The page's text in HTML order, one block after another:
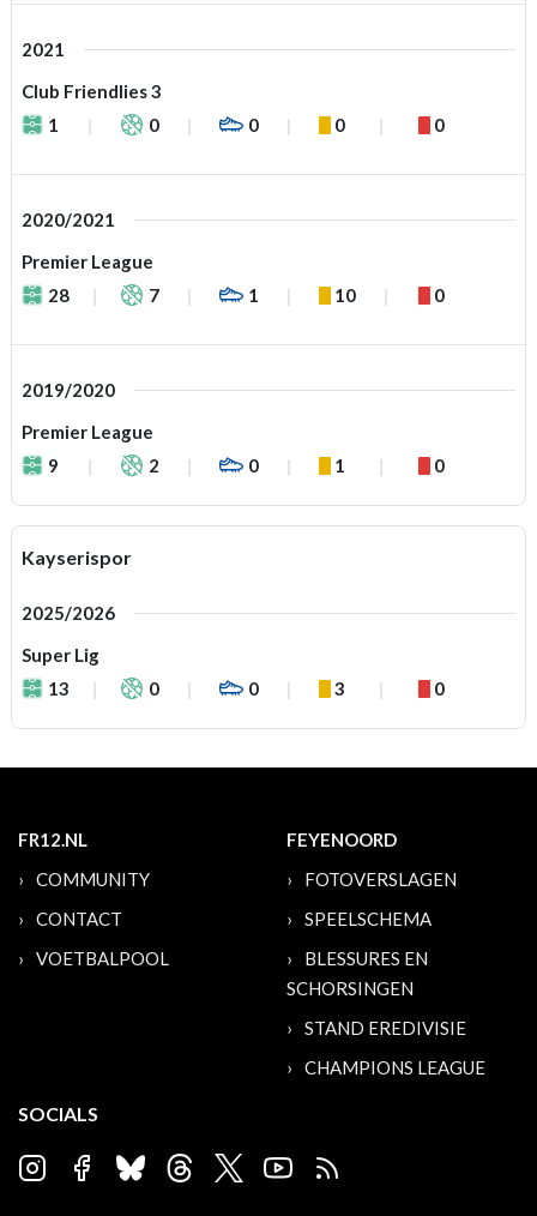
2021
Club Friendlies 3
1
0 0 0 0
2020/2021
Premier League
28
7 1 10 0
2019/2020
Premier League
9
2 0 1 0
Kayserispor
2025/2026
Super Lig
13
0 0 3 0
FR12.NL
COMMUNITY
CONTACT
VOETBALPOOL
FEYENOORD
FOTOVERSLAGEN
SPEELSCHEMA
BLESSURES EN
SCHORSINGEN
STAND EREDIVISIE
CHAMPIONS LEAGUE
SOCIALS